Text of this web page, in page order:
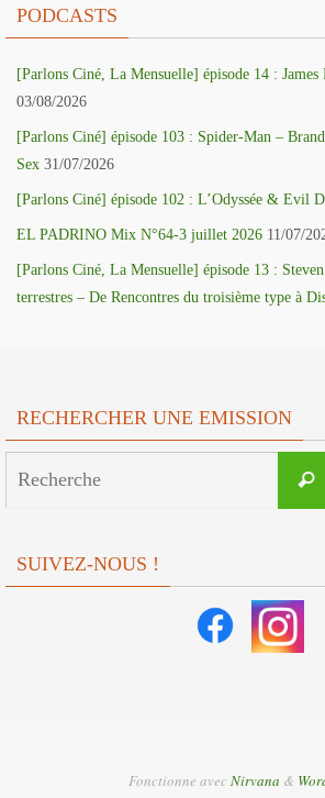
PODCASTS
[Parlons Ciné, La Mensuelle] épisode 14 :
03/08/2026
[Parlons Ciné] épisode 103 : Spider-Man –
Sex 31/07/2026
[Parlons Ciné] épisode 102 : L’Odyssée & Evil
EL PADRINO Mix N°64-3 juillet 2026 11/07/
[Parlons Ciné, La Mensuelle] épisode 13 :
terrestres – De Rencontres du troisième type à
RECHERCHER UNE EMISSION
SUIVEZ-NOUS !
Fonctionne avec Nirvana &